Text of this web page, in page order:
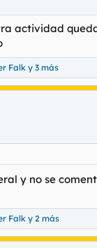
actividad
Falk y 3 más
y no se
Falk y 2 más